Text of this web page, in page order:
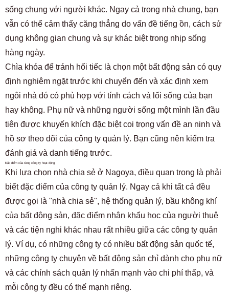
sống chung với người khác. Ngay cả trong nhà chung, bạn
vẫn có thể cảm thấy căng thẳng do vấn đề tiếng ồn, cách sử
dụng không gian chung và sự khác biệt trong nhịp sống
hàng ngày.
Chìa khóa để tránh hối tiếc là chọn một bất động sản có quy
định nghiêm ngặt trước khi chuyển đến và xác định xem
ngôi nhà đó có phù hợp với tính cách và lối sống của bạn
hay không. Phụ nữ và những người sống một mình lần đầu
tiên được khuyến khích đặc biệt coi trọng vấn đề an ninh và
hồ sơ theo dõi của công ty quản lý. Bạn cũng nên kiểm tra
đánh giá và danh tiếng trước.
Đặc điểm của từng công ty hoạt động
Khi lựa chọn nhà chia sẻ ở Nagoya, điều quan trọng là phải
biết đặc điểm của công ty quản lý. Ngay cả khi tất cả đều
được gọi là "nhà chia sẻ", hệ thống quản lý, bầu không khí
của bất động sản, đặc điểm nhân khẩu học của người thuê
và các tiện nghi khác nhau rất nhiều giữa các công ty quản
lý. Ví dụ, có những công ty có nhiều bất động sản quốc tế,
những công ty chuyên về bất động sản chỉ dành cho phụ nữ
và các chính sách quản lý nhấn mạnh vào chi phí thấp, và
mỗi công ty đều có thế mạnh riêng.